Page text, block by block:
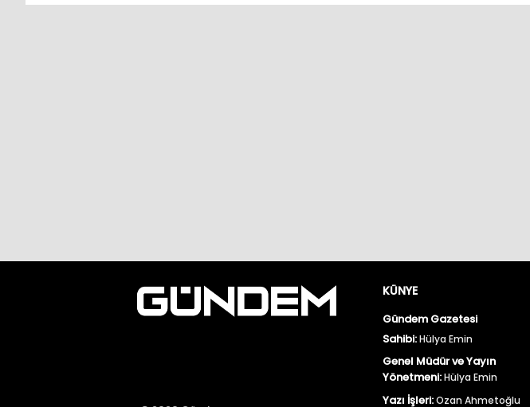
KÜNYE
Gündem Gazetesi
Sahibi:Hülya Emin
Genel Müdür ve Yayın
Yönetmeni:Hülya Emin
Yazı İşleri:Ozan Ahmetoğlu